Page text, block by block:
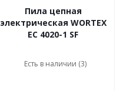
Пила цепная
электрическая WORTEX
EC 4020-1 SF
Есть в наличии (3)